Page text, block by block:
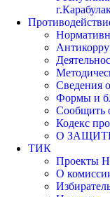
Сведения
Формы и
Сообщить
Кодекс
О
ТИК
Проекты
О